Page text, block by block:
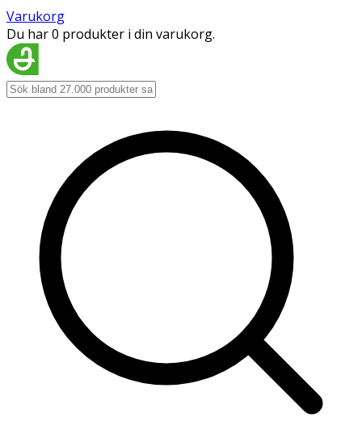
Varukorg
Du har 0 produkter i din varukorg.